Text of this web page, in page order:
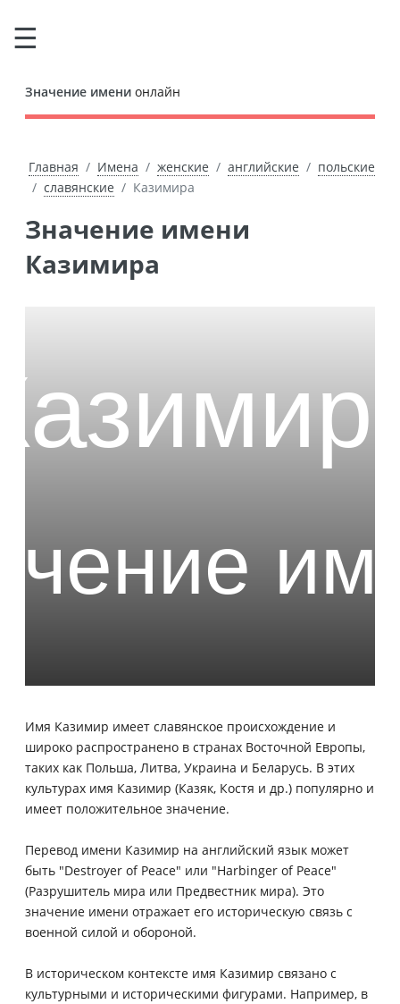
Значение имени онлайн
Главная Имена женские английские
польские
славянские
Казимира
Значение имени
Казимира
Имя Казимир имеет славянское происхождение и
широко распространено в странах Восточной Европы,
таких как Польша, Литва, Украина и Беларусь. В этих
культурах имя Казимир (Казяк, Костя и др.) популярно и
имеет положительное значение.
Перевод имени Казимир на английский язык может
быть "Destroyer of Peace" или "Harbinger of Peace"
(Разрушитель мира или Предвестник мира). Это
значение имени отражает его историческую связь с
военной силой и обороной.
В историческом контексте имя Казимир связано с
культурными и историческими фигурами. Например, в